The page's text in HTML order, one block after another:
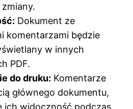
Dokument ze
komentarzami będzie
w innych
PDF.
do druku: Komentarze
głównego dokumentu,
ich widoczność podczas